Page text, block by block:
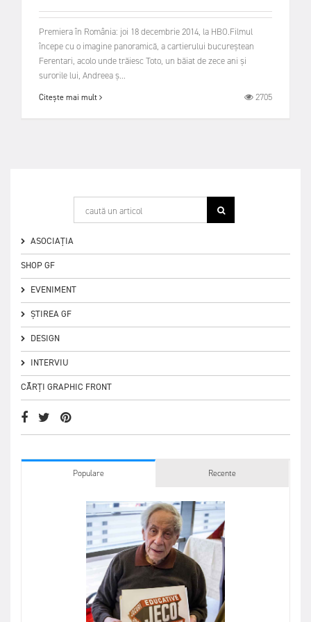
Premiera în România: joi 18 decembrie 2014, la HBO.Filmul
începe cu o imagine panoramică, a cartierului bucureștean
Ferentari, acolo unde trăiesc Toto, un băiat de zece ani și
surorile lui, Andreea ș...
Citește mai mult 2705
ASOCIAȚIA
SHOP GF
EVENIMENT
ȘTIREA GF
DESIGN
INTERVIU
CĂRȚI GRAPHIC FRONT
Populare Recente